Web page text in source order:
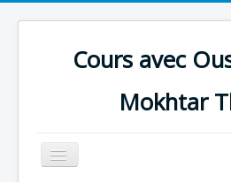
Cours avec
Mokhtar
Toggle
Navigation